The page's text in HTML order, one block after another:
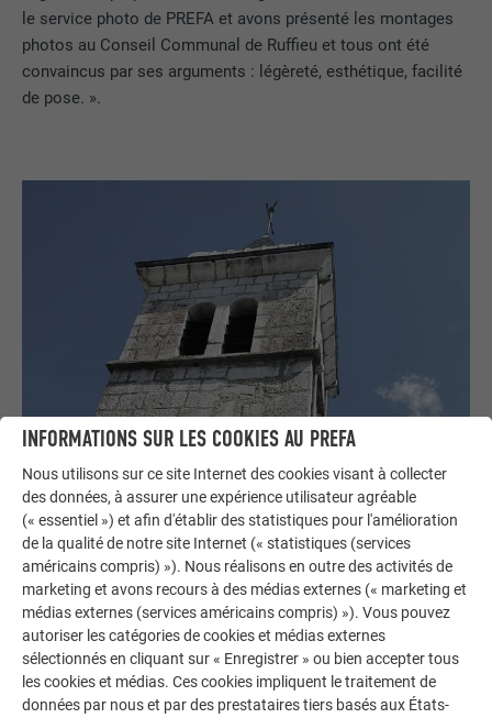
le service photo de PREFA et avons présenté les montages
photos au Conseil Communal de Ruffieu et tous ont été
convaincus par ses arguments : légèreté, esthétique, facilité
de pose. ».
Pour la région, poser des petits éléments aluminium sur le
toit d’une église était un challenge, du jamais vu ! Pourtant,
dès le début du chantier, l’audace a porté ses fruits, tous les
intervenants et autres publics ont été séduits et
recommanderaient les produits PREFA. Les 3 poseurs,
INFORMATIONS SUR LES COOKIES AU PREFA
Nous utilisons sur ce site Internet des cookies visant à collecter
des données, à assurer une expérience utilisateur agréable
(« essentiel ») et afin d'établir des statistiques pour l'amélioration
de la qualité de notre site Internet (« statistiques (services
américains compris) »). Nous réalisons en outre des activités de
marketing et avons recours à des médias externes (« marketing et
médias externes (services américains compris) »). Vous pouvez
autoriser les catégories de cookies et médias externes
sélectionnés en cliquant sur « Enregistrer » ou bien accepter tous
les cookies et médias. Ces cookies impliquent le traitement de
données par nous et par des prestataires tiers basés aux États-